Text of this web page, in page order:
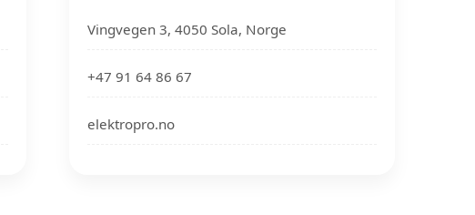
Vingvegen 3, 4050 Sola, Norge
+47 91 64 86 67
elektropro.no